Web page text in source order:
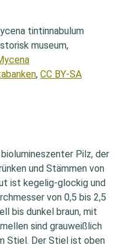
museum,
, CC BY-SA
Pilz, der
und Stämmen von
ist kegelig-glockig und
von 0,5 bis 2,5
bis dunkel braun, mit
sind grauweißlich
Stiel. Der Stiel ist oben